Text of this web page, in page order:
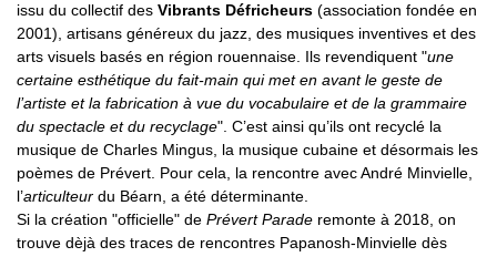
issu du collectif des Vibrants Défricheurs (association fondée en
2001), artisans généreux du jazz, des musiques inventives et des
arts visuels basés en région rouennaise. Ils revendiquent "une
certaine esthétique du fait-main qui met en avant le geste de
l’artiste et la fabrication à vue du vocabulaire et de la grammaire
du spectacle et du recyclage". C’est ainsi qu’ils ont recyclé la
musique de Charles Mingus, la musique cubaine et désormais les
poèmes de Prévert. Pour cela, la rencontre avec André Minvielle,
l’articulteur du Béarn, a été déterminante.
Si la création "officielle" de Prévert Parade remonte à 2018, on
trouve dèjà des traces de rencontres Papanosh-Minvielle dès